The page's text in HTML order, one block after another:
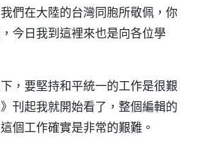
們在大陸的台灣同胞所敬佩，你
今日我到這裡來也是向各位學
，要堅持和平統一的工作是很艱
刊起我就開始看了，整個編輯的
個工作確實是非常的艱難。